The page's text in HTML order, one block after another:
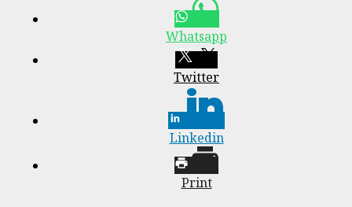
Whatsapp
Twitter
Linkedin
Print